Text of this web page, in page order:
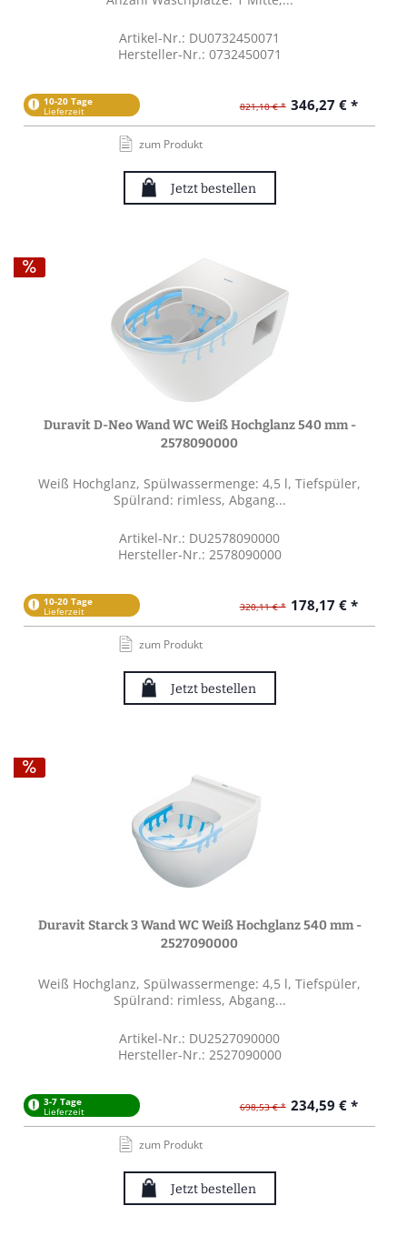
Artikel-Nr.: DU0732450071
Hersteller-Nr.: 0732450071
10-20 Tage
Lieferzeit 821,10 € * 346,27 € *
zum Produkt
Jetzt bestellen
Duravit D-Neo Wand WC Weiß Hochglanz 540 mm -
2578090000
Weiß Hochglanz, Spülwassermenge: 4,5 l, Tiefspüler,
Spülrand: rimless, Abgang...
Artikel-Nr.: DU2578090000
Hersteller-Nr.: 2578090000
10-20 Tage
Lieferzeit 320,11 € * 178,17 € *
zum Produkt
Jetzt bestellen
Duravit Starck 3 Wand WC Weiß Hochglanz 540 mm -
2527090000
Weiß Hochglanz, Spülwassermenge: 4,5 l, Tiefspüler,
Spülrand: rimless, Abgang...
Artikel-Nr.: DU2527090000
Hersteller-Nr.: 2527090000
3-7 Tage
Lieferzeit 698,53 € * 234,59 € *
zum Produkt
Jetzt bestellen